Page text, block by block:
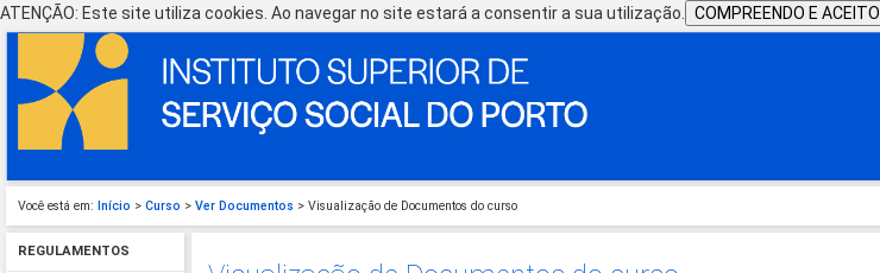
ATENÇÃO: Este site utiliza cookies. Ao navegar no site estará a consentir a sua utilização. COMPREENDO E ACEITO
Você está em: Início > Curso > Ver Documentos > Visualização de Documentos do curso
REGULAMENTOS